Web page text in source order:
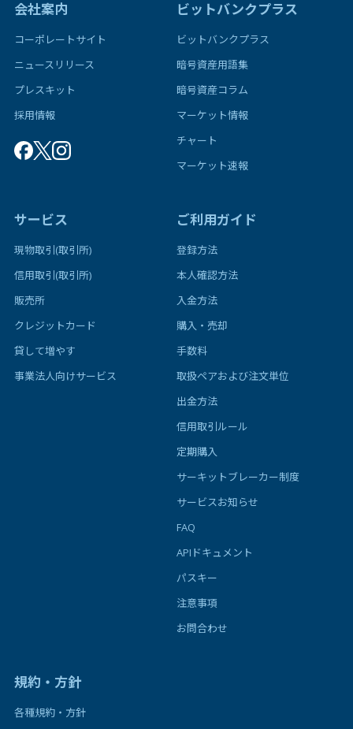
会社案内
コーポレートサイト
ニュースリリース
プレスキット
採用情報
ビットバンクプラス
ビットバンクプラス
暗号資産用語集
暗号資産コラム
マーケット情報
チャート
マーケット速報
サービス
現物取引(取引所)
信用取引(取引所)
販売所
クレジットカード
貸して増やす
事業法人向けサービス
ご利用ガイド
登録方法
本人確認方法
入金方法
購入・売却
手数料
取扱ペアおよび注文単位
出金方法
信用取引ルール
定期購入
サーキットブレーカー制度
サービスお知らせ
FAQ
APIドキュメント
パスキー
注意事項
お問合わせ
規約・方針
各種規約・方針